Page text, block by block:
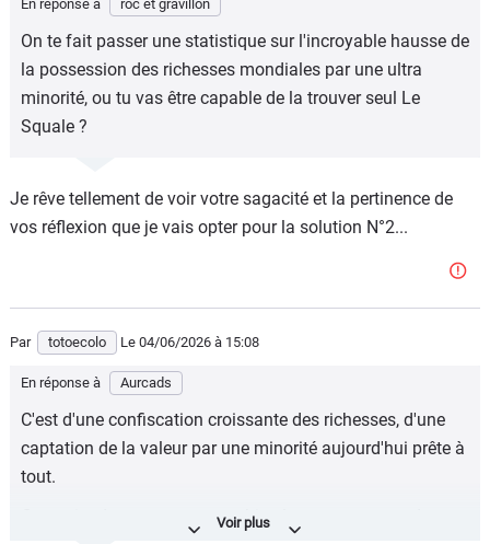
En réponse à roc et gravillon
On te fait passer une statistique sur l'incroyable hausse de
la possession des richesses mondiales par une ultra
minorité, ou tu vas être capable de la trouver seul Le
Squale ?
Je rêve tellement de voir votre sagacité et la pertinence de
vos réflexion que je vais opter pour la solution N°2...
Par totoecolo Le 04/06/2026 à 15:08
En réponse à Aurcads
C'est d'une confiscation croissante des richesses, d'une
captation de la valeur par une minorité aujourd'hui prête à
tout.
Ça ne tiendra pas comme ça bien longtemps, quand en